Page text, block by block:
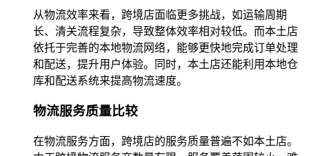
从物流效率来看，跨境店面临更多挑战，如运输周期
长、清关流程复杂，导致整体效率相对较低。而本土店
依托于完善的本地物流网络，能够更快地完成订单处理
和配送，提升用户体验。同时，本土店还能利用本地仓
库和配送系统来提高物流速度。
物流服务质量比较
在物流服务方面，跨境店的服务质量普遍不如本土店。